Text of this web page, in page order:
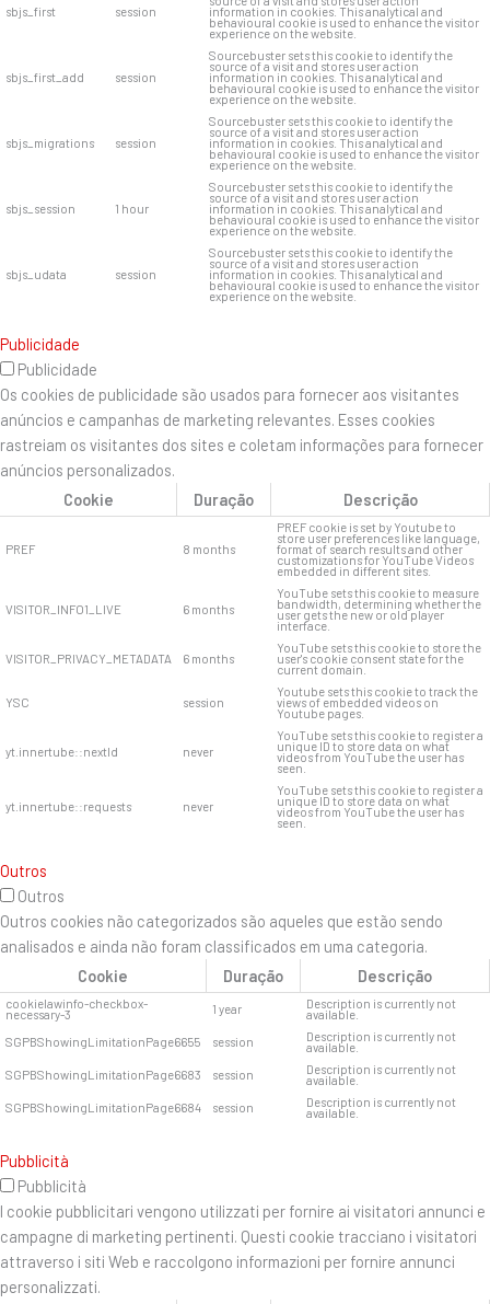
sbjs_first session information in cookies. This analytical and
behavioural cookie is used to enhance the visitor
experience on the website.
sbjs_first_add session
Sourcebuster sets this cookie to identify the
source of a visit and stores user action
information in cookies. This analytical and
behavioural cookie is used to enhance the visitor
experience on the website.
sbjs_migrations session
Sourcebuster sets this cookie to identify the
source of a visit and stores user action
information in cookies. This analytical and
behavioural cookie is used to enhance the visitor
experience on the website.
sbjs_session 1 hour
Sourcebuster sets this cookie to identify the
source of a visit and stores user action
information in cookies. This analytical and
behavioural cookie is used to enhance the visitor
experience on the website.
sbjs_udata session
Sourcebuster sets this cookie to identify the
source of a visit and stores user action
information in cookies. This analytical and
behavioural cookie is used to enhance the visitor
experience on the website.
Publicidade
Publicidade
Os cookies de publicidade são usados ​​para fornecer aos visitantes
anúncios e campanhas de marketing relevantes. Esses cookies
rastreiam os visitantes dos sites e coletam informações para fornecer
anúncios personalizados.
Cookie
Duração Descrição
PREF 8 months
PREF cookie is set by Youtube to
store user preferences like language,
format of search results and other
customizations for YouTube Videos
embedded in different sites.
VISITOR_INFO1_LIVE 6 months
YouTube sets this cookie to measure
bandwidth, determining whether the
user gets the new or old player
interface.
VISITOR_PRIVACY_METADATA 6 months
YouTube sets this cookie to store the
user's cookie consent state for the
current domain.
YSC session
Youtube sets this cookie to track the
views of embedded videos on
Youtube pages.
yt.innertube::nextId never
YouTube sets this cookie to register a
unique ID to store data on what
videos from YouTube the user has
seen.
yt.innertube::requests never
YouTube sets this cookie to register a
unique ID to store data on what
videos from YouTube the user has
seen.
Outros
Outros
Outros cookies não categorizados são aqueles que estão sendo
analisados ​​e ainda não foram classificados em uma categoria.
Cookie
Duração Descrição
cookielawinfo-checkbox-
necessary-3 1 year Description is currently not
available.
SGPBShowingLimitationPage6655
session Description is currently not
available.
SGPBShowingLimitationPage6683
session Description is currently not
available.
SGPBShowingLimitationPage6684
session Description is currently not
available.
Pubblicità
Pubblicità
I cookie pubblicitari vengono utilizzati per fornire ai visitatori annunci e
campagne di marketing pertinenti. Questi cookie tracciano i visitatori
attraverso i siti Web e raccolgono informazioni per fornire annunci
personalizzati.